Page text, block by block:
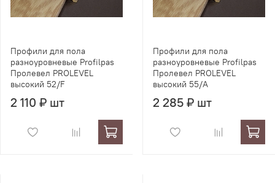
Профили для пола
разноуровневые Profilpas
Пролевел PROLEVEL
высокий 52/F
2 110 ₽ шт
Профили для пола
разноуровневые Profilpas
Пролевел PROLEVEL
высокий 55/A
2 285 ₽ шт